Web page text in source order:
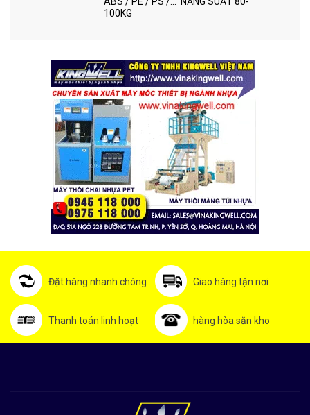
100KG
Đặt hàng nhanh chóng Giao hàng tận nơi
Thanh toán linh hoạt hàng hòa sẵn kho